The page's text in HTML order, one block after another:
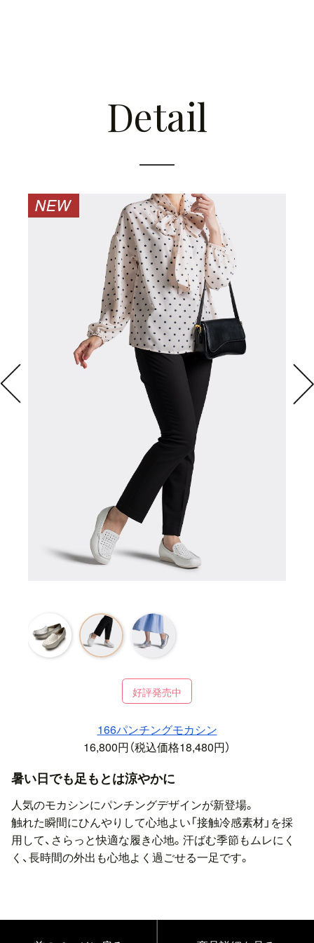
Detail
好評発売中
166パンチングモカシン
16,800円（税込価格18,480円）
暑い日でも足もとは涼やかに
人気のモカシンにパンチングデザインが新登場。
触れた瞬間にひんやりして心地よい「接触冷感素材」を採
用して、さらっと快適な履き心地。汗ばむ季節もムレにく
く、長時間の外出も心地よく過ごせる一足です。